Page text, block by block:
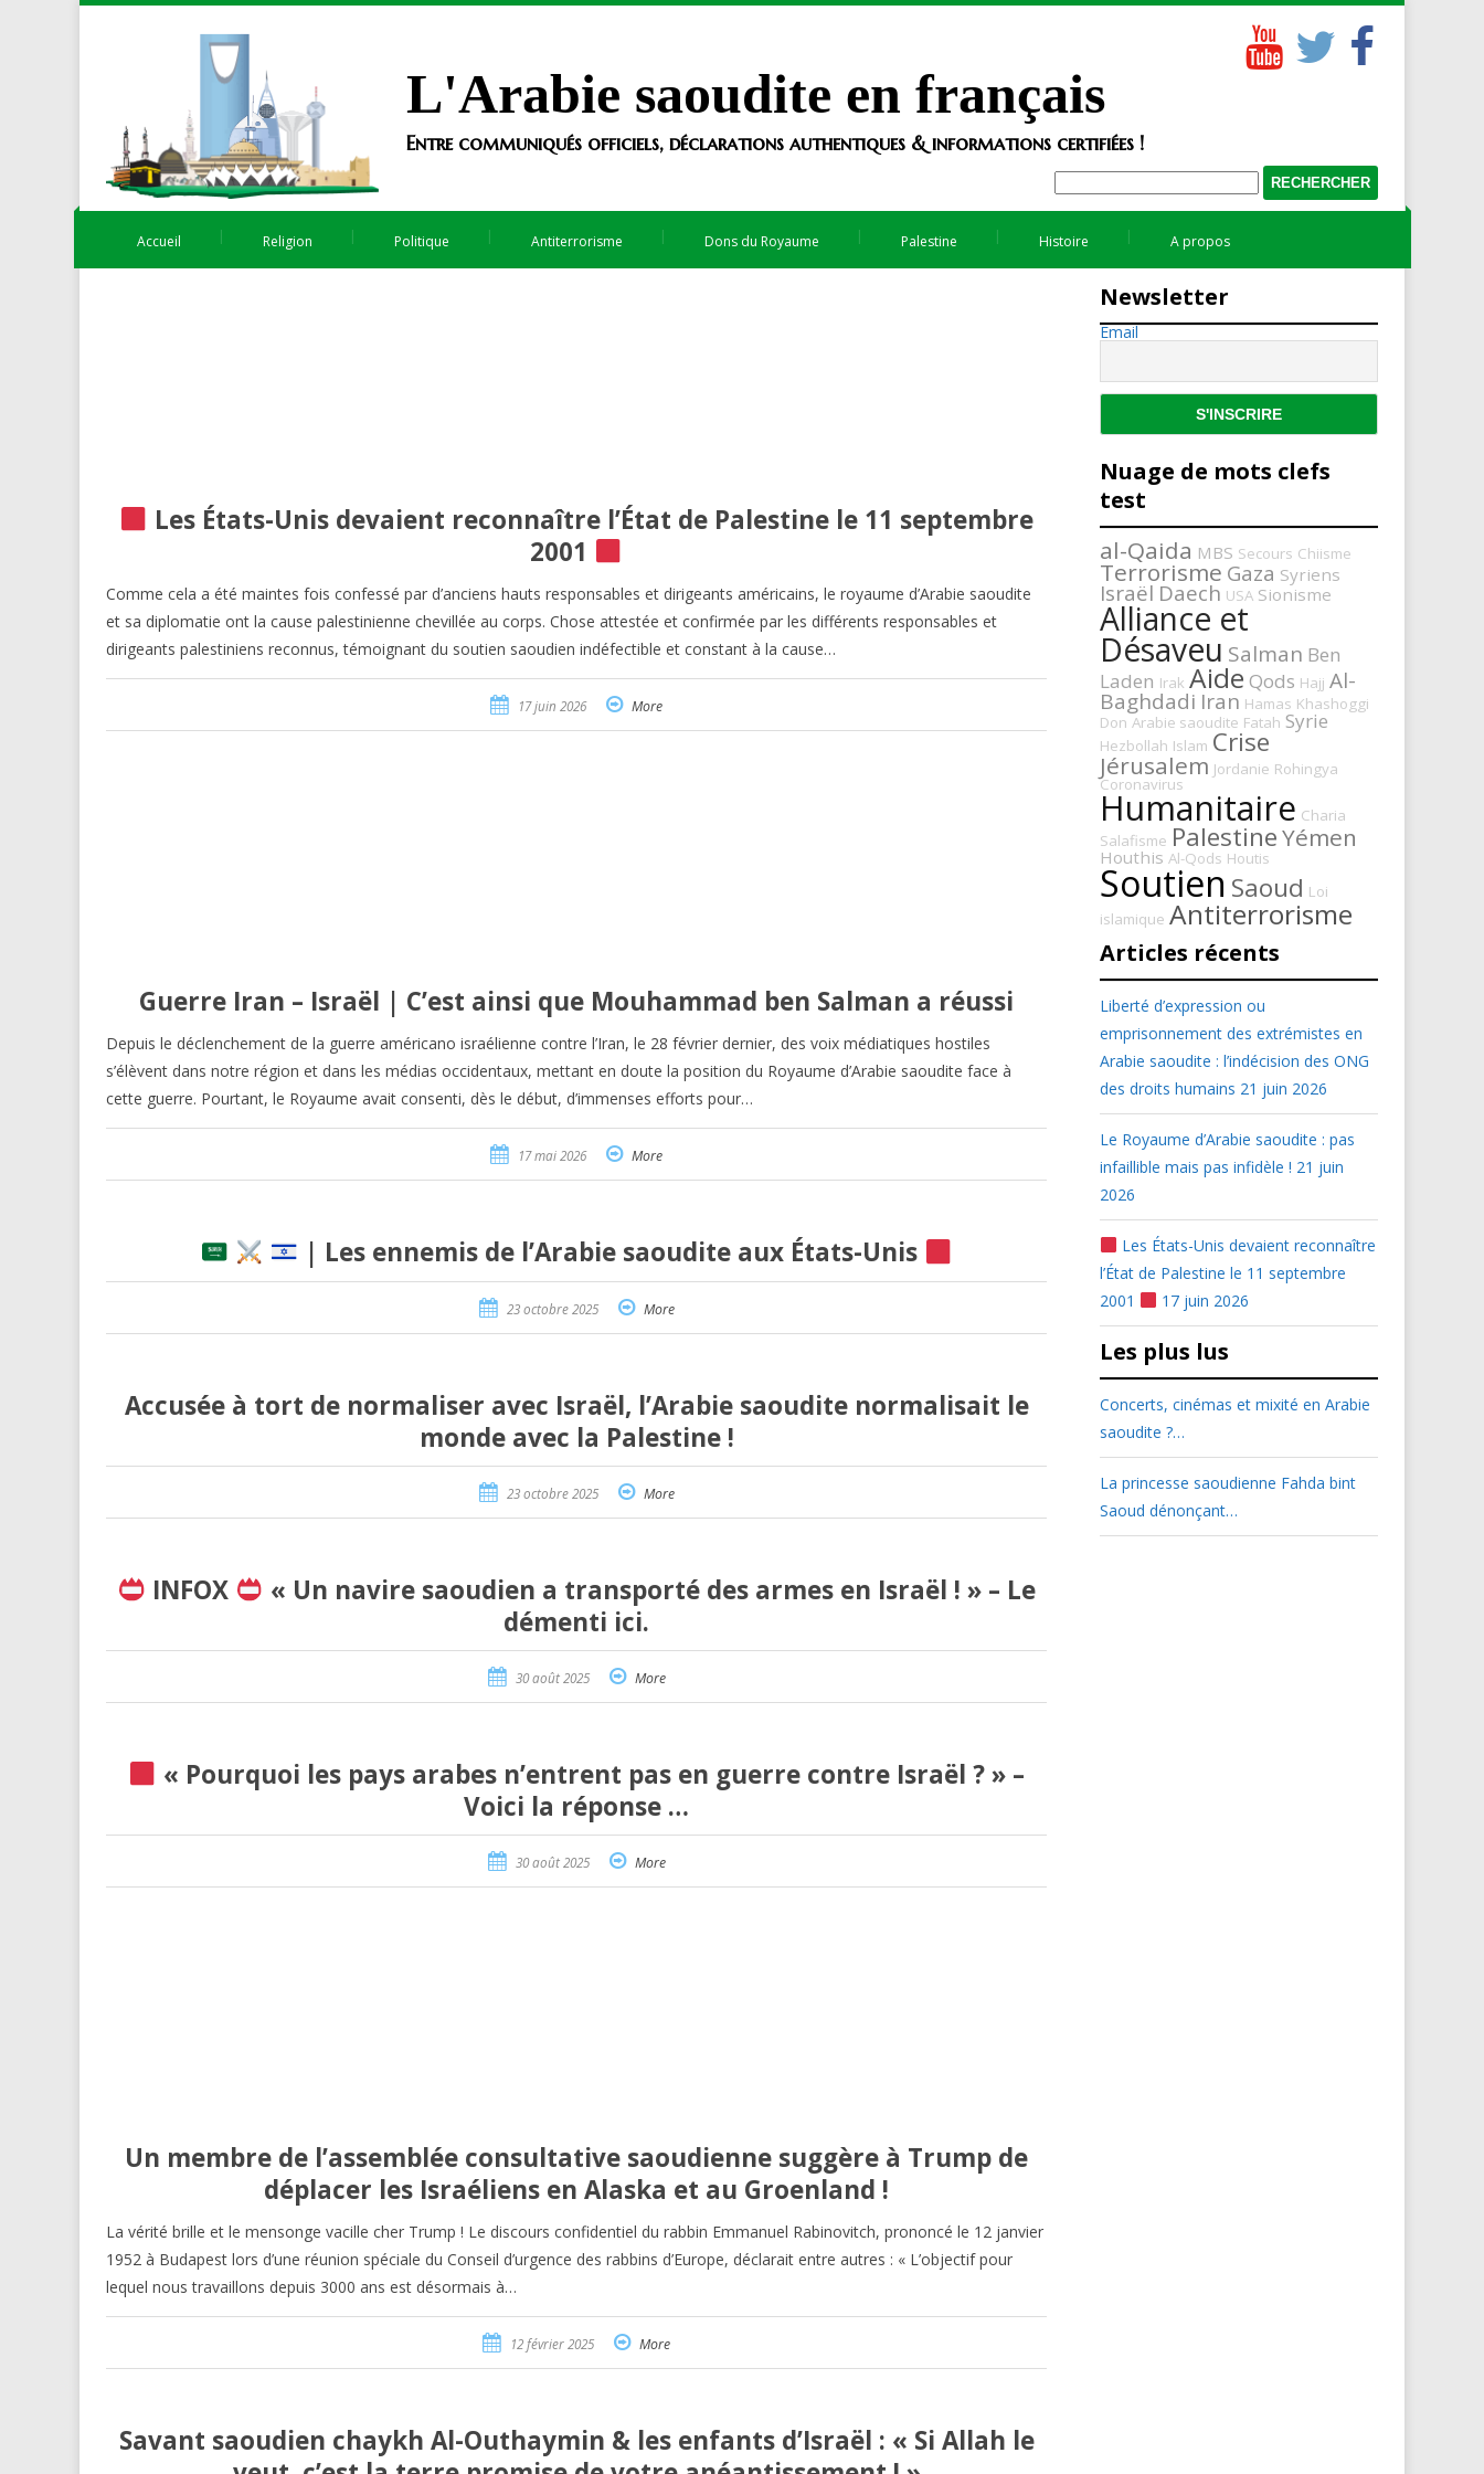
L'Arabie saoudite en français
Entre communiqués officiels, déclarations authentiques & informations certifiées !
Accueil Religion Politique Antiterrorisme Dons du Royaume Palestine Histoire A propos
Les États-Unis devaient reconnaître l’État de Palestine le 11 septembre
2001
Comme cela a été maintes fois confessé par d’anciens hauts responsables et dirigeants américains, le royaume d’Arabie saoudite
et sa diplomatie ont la cause palestinienne chevillée au corps. Chose attestée et confirmée par les différents responsables et
dirigeants palestiniens reconnus, témoignant du soutien saoudien indéfectible et constant à la cause…
17 juin 2026 More
Guerre Iran – Israël | C’est ainsi que Mouhammad ben Salman a réussi
Depuis le déclenchement de la guerre américano israélienne contre l’Iran, le 28 février dernier, des voix médiatiques hostiles
s’élèvent dans notre région et dans les médias occidentaux, mettant en doute la position du Royaume d’Arabie saoudite face à
cette guerre. Pourtant, le Royaume avait consenti, dès le début, d’immenses efforts pour…
17 mai 2026 More
| Les ennemis de l’Arabie saoudite aux États-Unis
23 octobre 2025 More
Accusée à tort de normaliser avec Israël, l’Arabie saoudite normalisait le
monde avec la Palestine !
23 octobre 2025 More
INFOX
« Un navire saoudien a transporté des armes en Israël ! » – Le
démenti ici.
30 août 2025 More
« Pourquoi les pays arabes n’entrent pas en guerre contre Israël ? » –
Voici la réponse …
30 août 2025 More
Un membre de l’assemblée consultative saoudienne suggère à Trump de
déplacer les Israéliens en Alaska et au Groenland !
La vérité brille et le mensonge vacille cher Trump ! Le discours confidentiel du rabbin Emmanuel Rabinovitch, prononcé le 12 janvier
1952 à Budapest lors d’une réunion spéciale du Conseil d’urgence des rabbins d’Europe, déclarait entre autres : « L’objectif pour
lequel nous travaillons depuis 3000 ans est désormais à…
12 février 2025 More
Savant saoudien chaykh Al-Outhaymin & les enfants d’Israël : « Si Allah le
Newsletter
Email
Nuage de mots clefs
test
al-Qaida MBS Secours Chiisme
Terrorisme Gaza Syriens
Israël Daech USA Sionisme
Alliance et
Désaveu Salman Ben
Laden Irak Aide Qods Hajj Al-
Baghdadi Iran Hamas Khashoggi
Don Arabie saoudite Fatah Syrie
Hezbollah Islam Crise
Jérusalem Jordanie Rohingya
Coronavirus
Humanitaire Charia
Salafisme PalestineYémen
Houthis Al-Qods Houtis
Soutien Saoud Loi
islamique Antiterrorisme
Articles récents
Liberté d’expression ou
emprisonnement des extrémistes en
Arabie saoudite : l’indécision des ONG
des droits humains 21 juin 2026
Le Royaume d’Arabie saoudite : pas
infaillible mais pas infidèle ! 21 juin
2026
Les États-Unis devaient reconnaître
l’État de Palestine le 11 septembre
2001
17 juin 2026
Les plus lus
Concerts, cinémas et mixité en Arabie
saoudite ?…
La princesse saoudienne Fahda bint
Saoud dénonçant…